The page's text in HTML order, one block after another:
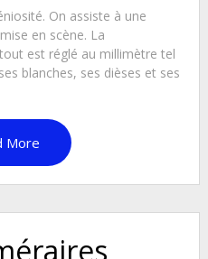
On assiste à une
en scène. La
est réglé au millimètre tel
blanches, ses dièses et ses
More